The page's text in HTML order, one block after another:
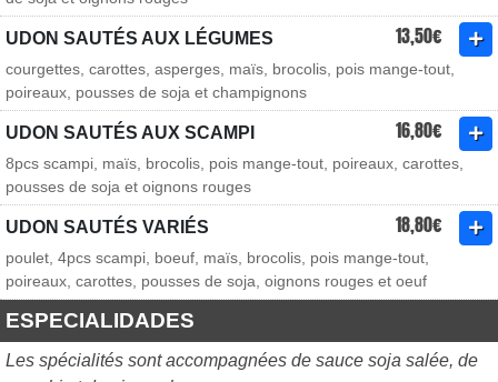
UDON SAUTÉS AUX LÉGUMES 13,50€
courgettes, carottes, asperges, maïs, brocolis, pois mange-tout,
poireaux, pousses de soja et champignons
UDON SAUTÉS AUX SCAMPI 16,80€
8pcs scampi, maïs, brocolis, pois mange-tout, poireaux, carottes,
pousses de soja et oignons rouges
UDON SAUTÉS VARIÉS 18,80€
poulet, 4pcs scampi, boeuf, maïs, brocolis, pois mange-tout,
poireaux, carottes, pousses de soja, oignons rouges et oeuf
ESPECIALIDADES
Les spécialités sont accompagnées de sauce soja salée, de